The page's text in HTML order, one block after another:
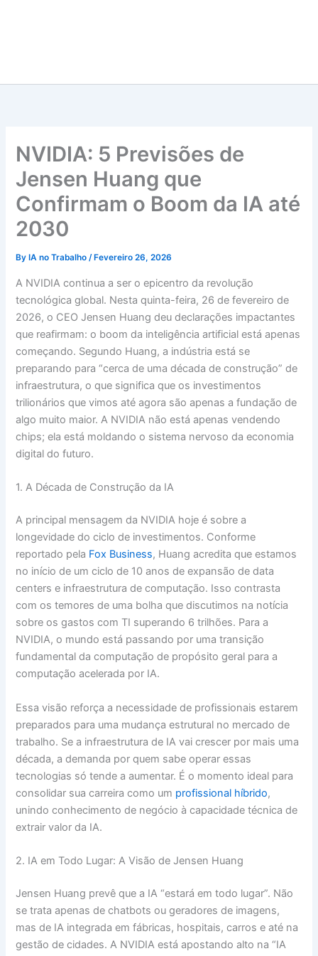
NVIDIA: 5 Previsões de
Jensen Huang que
Confirmam o Boom da IA até
2030
By IA no Trabalho/ Fevereiro 26, 2026
A NVIDIA continua a ser o epicentro da revolução
tecnológica global. Nesta quinta-feira, 26 de fevereiro de
2026, o CEO Jensen Huang deu declarações impactantes
que reafirmam: o boom da inteligência artificial está apenas
começando. Segundo Huang, a indústria está se
preparando para “cerca de uma década de construção” de
infraestrutura, o que significa que os investimentos
trilionários que vimos até agora são apenas a fundação de
algo muito maior. A NVIDIA não está apenas vendendo
chips; ela está moldando o sistema nervoso da economia
digital do futuro.
1. A Década de Construção da IA
A principal mensagem da NVIDIA hoje é sobre a
longevidade do ciclo de investimentos. Conforme
reportado pela Fox Business, Huang acredita que estamos
no início de um ciclo de 10 anos de expansão de data
centers e infraestrutura de computação. Isso contrasta
com os temores de uma bolha que discutimos na notícia
sobre os gastos com TI superando 6 trilhões. Para a
NVIDIA, o mundo está passando por uma transição
fundamental da computação de propósito geral para a
computação acelerada por IA.
Essa visão reforça a necessidade de profissionais estarem
preparados para uma mudança estrutural no mercado de
trabalho. Se a infraestrutura de IA vai crescer por mais uma
década, a demanda por quem sabe operar essas
tecnologias só tende a aumentar. É o momento ideal para
consolidar sua carreira como um profissional híbrido,
unindo conhecimento de negócio à capacidade técnica de
extrair valor da IA.
2. IA em Todo Lugar: A Visão de Jensen Huang
Jensen Huang prevê que a IA “estará em todo lugar”. Não
se trata apenas de chatbots ou geradores de imagens,
mas de IA integrada em fábricas, hospitais, carros e até na
gestão de cidades. A NVIDIA está apostando alto na “IA